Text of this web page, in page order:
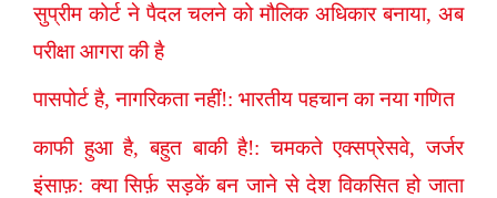
सुप्रीम कोर्ट ने पैदल चलने को मौलिक अधिकार बनाया, अब
परीक्षा आगरा की है
पासपोर्ट है, नागरिकता नहीं!: भारतीय पहचान का नया गणित
काफी हुआ है, बहुत बाकी है!: चमकते एक्सप्रेसवे, जर्जर
इंसाफ़: क्या सिर्फ़ सड़कें बन जाने से देश विकसित हो जाता